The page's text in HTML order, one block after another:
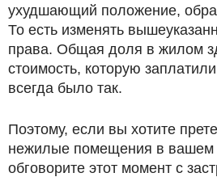
ухудшающий положение,
То есть изменять
права. Общая доля в жилом
стоимость, которую
всегда было так.
Поэтому, если вы хотите
нежилые помещения в вашем
обговорите этот момент с